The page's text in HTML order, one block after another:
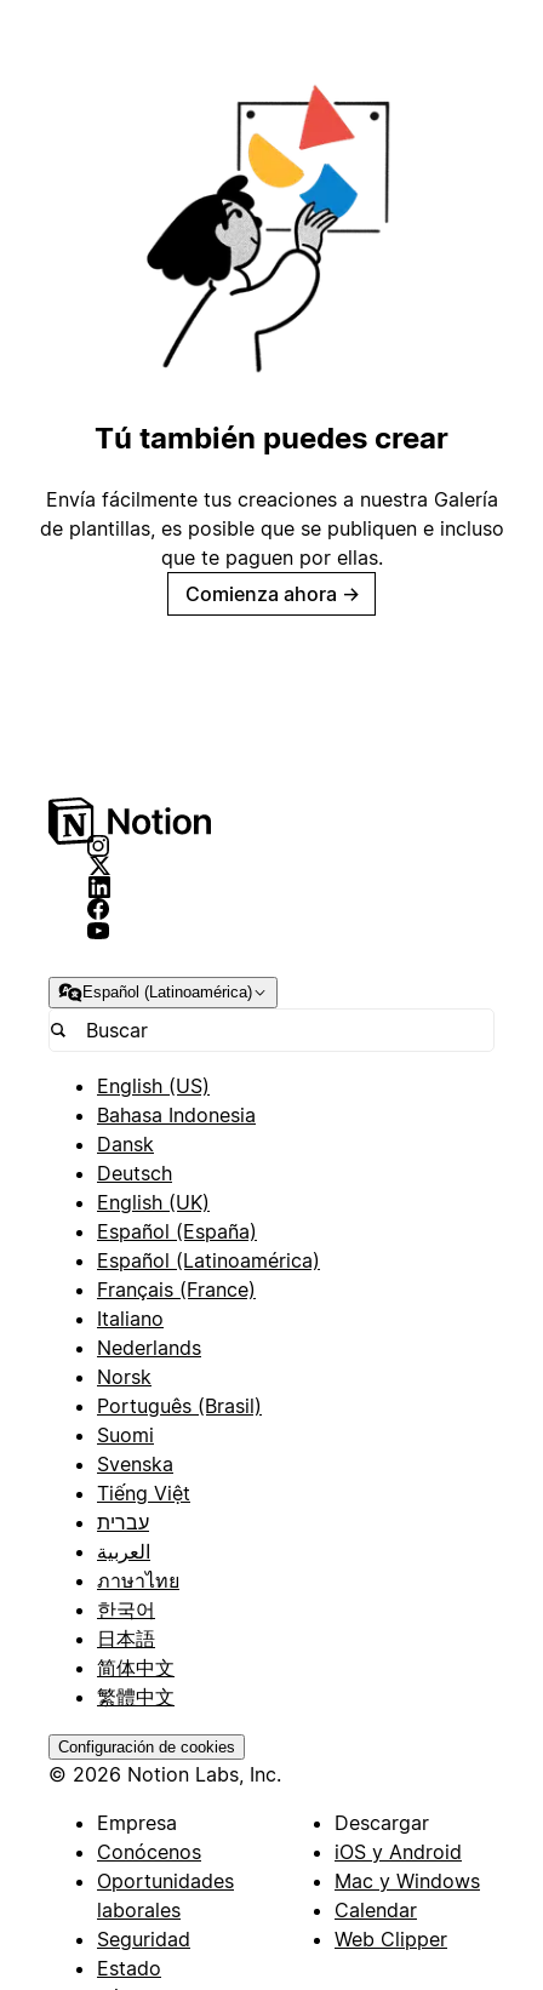
Tú también puedes crear
Envía fácilmente tus creaciones a nuestra Galería
de plantillas, es posible que se publiquen e incluso
que te paguen por ellas.
Comienza ahora →
Español (Latinoamérica)
English (US)
Bahasa Indonesia
Dansk
Deutsch
English (UK)
Español (España)
Español (Latinoamérica)
Français (France)
Italiano
Nederlands
Norsk
Português (Brasil)
Suomi
Svenska
Tiếng Việt
עברית
العربية
ภาษาไทย
한국어
日本語
简体中文
繁體中文
Configuración de cookies
© 2026 Notion Labs, Inc.
Empresa
Conócenos
Oportunidades
laborales
Seguridad
Estado
Descargar
iOS y Android
Mac y Windows
Calendar
Web Clipper